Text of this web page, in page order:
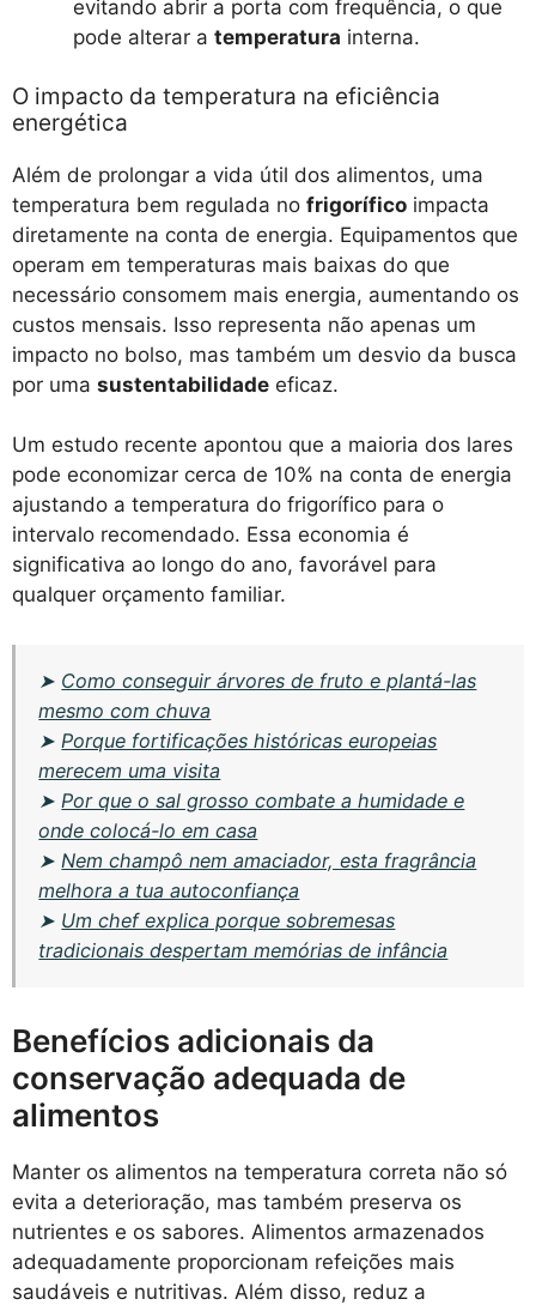
evitando abrir a porta com frequência, o que
pode alterar a temperatura interna.
O impacto da temperatura na eficiência
energética
Além de prolongar a vida útil dos alimentos, uma
temperatura bem regulada no frigorífico impacta
diretamente na conta de energia. Equipamentos que
operam em temperaturas mais baixas do que
necessário consomem mais energia, aumentando os
custos mensais. Isso representa não apenas um
impacto no bolso, mas também um desvio da busca
por uma sustentabilidade eficaz.
Um estudo recente apontou que a maioria dos lares
pode economizar cerca de 10% na conta de energia
ajustando a temperatura do frigorífico para o
intervalo recomendado. Essa economia é
significativa ao longo do ano, favorável para
qualquer orçamento familiar.
➤ Como conseguir árvores de fruto e plantá-las
mesmo com chuva
➤Porque fortificações históricas europeias
merecem uma visita
➤Por que o sal grosso combate a humidade e
onde colocá-lo em casa
➤Nem champô nem amaciador, esta fragrância
melhora a tua autoconfiança
➤ Um chef explica porque sobremesas
tradicionais despertam memórias de infância
Benefícios adicionais da
conservação adequada de
alimentos
Manter os alimentos na temperatura correta não só
evita a deterioração, mas também preserva os
nutrientes e os sabores. Alimentos armazenados
adequadamente proporcionam refeições mais
saudáveis e nutritivas. Além disso, reduz a